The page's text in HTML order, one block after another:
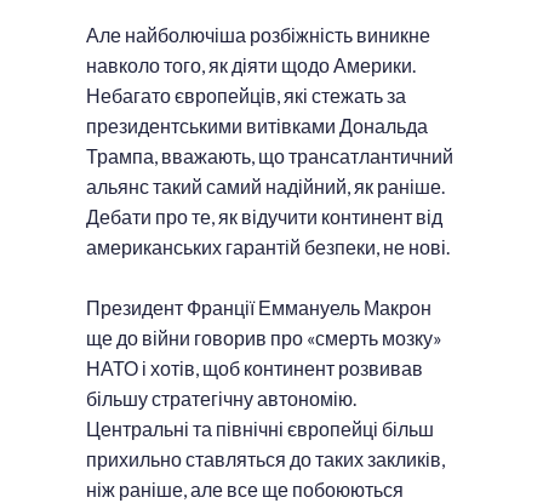
Але найболючіша розбіжність виникне
навколо того, як діяти щодо Америки.
Небагато європейців, які стежать за
президентськими витівками Дональда
Трампа, вважають, що трансатлантичний
альянс такий самий надійний, як раніше.
Дебати про те, як відучити континент від
американських гарантій безпеки, не нові.
Президент Франції Еммануель Макрон
ще до війни говорив про «смерть мозку»
НАТО і хотів, щоб континент розвивав
більшу стратегічну автономію.
Центральні та північні європейці більш
прихильно ставляться до таких закликів,
ніж раніше, але все ще побоюються